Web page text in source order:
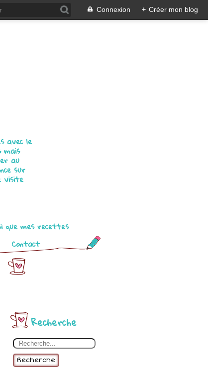
Connexion + Créer mon blog
avec le
mais
au
sur
visite
que mes recettes
Contact
Recherche
Recherche